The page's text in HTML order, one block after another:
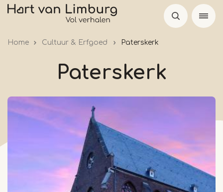
Overslaan
Home Cultuur & Erfgoed Paterskerk
Paterskerk